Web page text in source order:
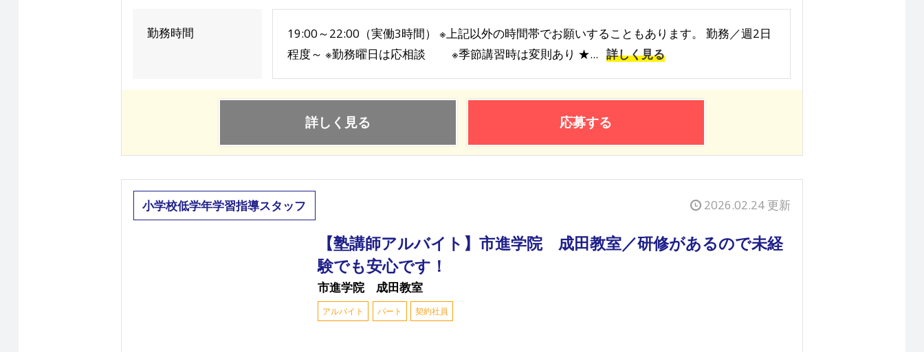
勤務時間
19:00～22:00（実働3時間） ※上記以外の時間帯でお願いすることもあります。 勤務／週2日
程度～ ※勤務曜日は応相談 ※季節講習時は変則あり ★... 詳しく見る
詳しく見る 応募する
小学校低学年学習指導スタッフ 2026.02.24 更新
【塾講師アルバイト】市進学院 成田教室／研修があるので未経
験でも安心です！
市進学院 成田教室
アルバイト パート 契約社員